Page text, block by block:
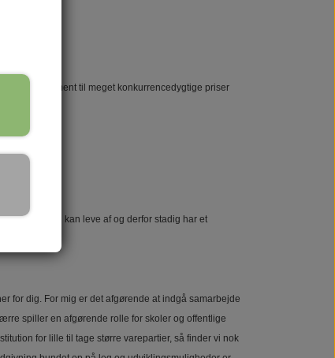
til meget konkurrencedygtige priser
er noget jeg kan leve af og derfor stadig har et
for dig. For mig er det afgørende at indgå samarbejde
spiller en afgørende rolle for skoler og offentlige
for lille til tage større varepartier, så finder vi nok